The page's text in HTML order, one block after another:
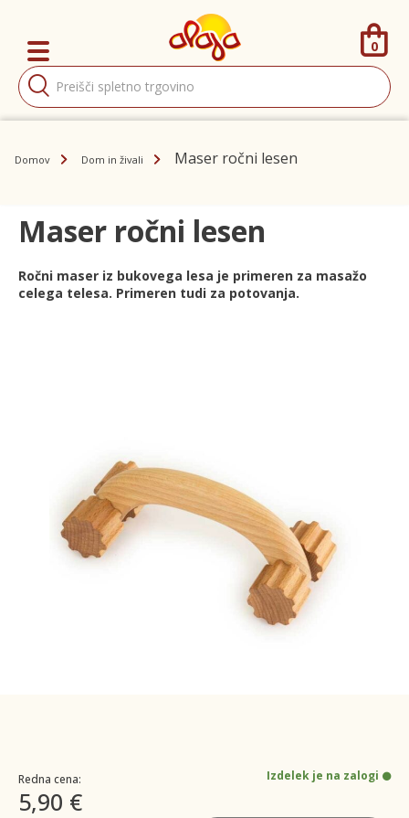
Products
search
0
Domov Dom in živali Maser ročni lesen
Maser ročni lesen
Ročni maser iz bukovega lesa je primeren za masažo
celega telesa. Primeren tudi za potovanja.
Redna cena:
5,90 €
Izdelek je na zalogi